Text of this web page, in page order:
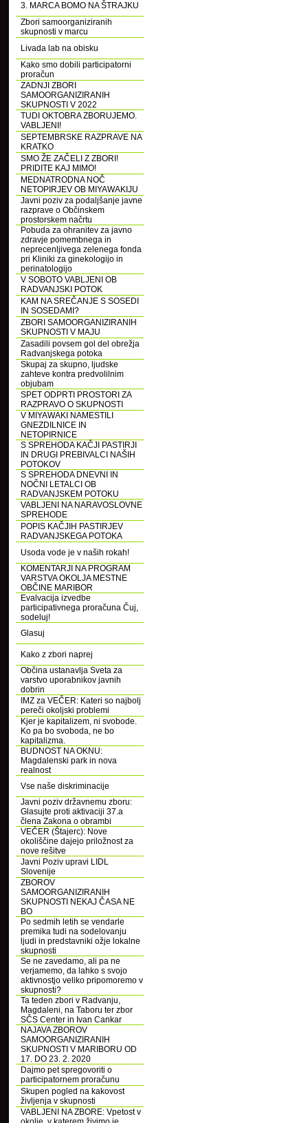
3. MARCA BOMO NA ŠTRAJKU
Zbori samoorganiziranih
skupnosti v marcu
Livada lab na obisku
Kako smo dobili participatorni
proračun
ZADNJI ZBORI
SAMOORGANIZIRANIH
SKUPNOSTI V 2022
TUDI OKTOBRA ZBORUJEMO.
VABLJENI!
SEPTEMBRSKE RAZPRAVE NA
KRATKO
SMO ŽE ZAČELI Z ZBORI!
PRIDITE KAJ MIMO!
MEDNATRODNA NOČ
NETOPIRJEV OB MIYAWAKIJU
Javni poziv za podaljšanje javne
razprave o Občinskem
prostorskem načrtu
Pobuda za ohranitev za javno
zdravje pomembnega in
neprecenljivega zelenega fonda
pri Kliniki za ginekologijo in
perinatologijo
V SOBOTO VABLJENI OB
RADVANJSKI POTOK
KAM NA SREČANJE S SOSEDI
IN SOSEDAMI?
ZBORI SAMOORGANIZIRANIH
SKUPNOSTI V MAJU
Zasadili povsem gol del obrežja
Radvanjskega potoka
Skupaj za skupno, ljudske
zahteve kontra predvolilnim
objubam
SPET ODPRTI PROSTORI ZA
RAZPRAVO O SKUPNOSTI
V MIYAWAKI NAMESTILI
GNEZDILNICE IN
NETOPIRNICE
S SPREHODA KAČJI PASTIRJI
IN DRUGI PREBIVALCI NAŠIH
POTOKOV
S SPREHODA DNEVNI IN
NOČNI LETALCI OB
RADVANJSKEM POTOKU
VABLJENI NA NARAVOSLOVNE
SPREHODE
POPIS KAČJIH PASTIRJEV
RADVANJSKEGA POTOKA
Usoda vode je v naših rokah!
KOMENTARJI NA PROGRAM
VARSTVA OKOLJA MESTNE
OBČINE MARIBOR
Evalvacija izvedbe
participativnega proračuna Čuj,
sodeluj!
Glasuj
Kako z zbori naprej
Občina ustanavlja Sveta za
varstvo uporabnikov javnih
dobrin
IMZ za VEČER: Kateri so najbolj
pereči okoljski problemi
Kjer je kapitalizem, ni svobode.
Ko pa bo svoboda, ne bo
kapitalizma.
BUDNOST NA OKNU:
Magdalenski park in nova
realnost
Vse naše diskriminacije
Javni poziv državnemu zboru:
Glasujte proti aktivaciji 37.a
člena Zakona o obrambi
VEČER (Štajerc): Nove
okoliščine dajejo priložnost za
nove rešitve
Javni Poziv upravi LIDL
Slovenije
ZBOROV
SAMOORGANIZIRANIH
SKUPNOSTI NEKAJ ČASA NE
BO
Po sedmih letih se vendarle
premika tudi na sodelovanju
ljudi in predstavniki ožje lokalne
skupnosti
Se ne zavedamo, ali pa ne
verjamemo, da lahko s svojo
aktivnostjo veliko pripomoremo v
skupnosti?
Ta teden zbori v Radvanju,
Magdaleni, na Taboru ter zbor
SČS Center in Ivan Cankar
NAJAVA ZBOROV
SAMOORGANIZIRANIH
SKUPNOSTI V MARIBORU OD
17. DO 23. 2. 2020
Dajmo pet spregovoriti o
participatornem proračunu
Skupen pogled na kakovost
življenja v skupnosti
VABLJENI NA ZBORE: Vpetost v